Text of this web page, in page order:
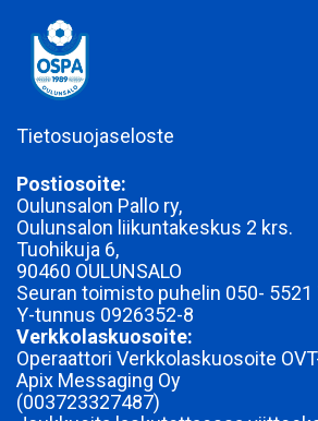
Tietosuojaseloste
Postiosoite:
Oulunsalon Pallo ry,
Oulunsalon liikuntakeskus 2 krs.
Tuohikuja 6,
90460 OULUNSALO
Seuran toimisto puhelin 050- 5521
Y-tunnus 0926352-8
Verkkolaskuosoite:
Operaattori Verkkolaskuosoite
Apix Messaging Oy
(003723327487)